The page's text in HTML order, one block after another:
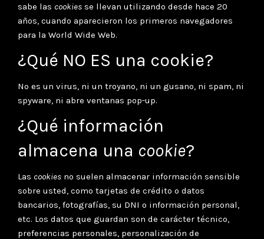
sabe las cookies se llevan utilizando desde hace 20
años, cuando aparecieron los primeros navegadores
para la World Wide Web.
¿Qué NO ES una cookie?
No es un virus, ni un troyano, ni un gusano, ni spam, ni
spyware, ni abre ventanas pop-up.
¿Qué información
almacena una cookie?
Las cookies no suelen almacenar información sensible
sobre usted, como tarjetas de crédito o datos
bancarios, fotografías, su DNI o información personal,
etc. Los datos que guardan son de carácter técnico,
preferencias personales, personalización de